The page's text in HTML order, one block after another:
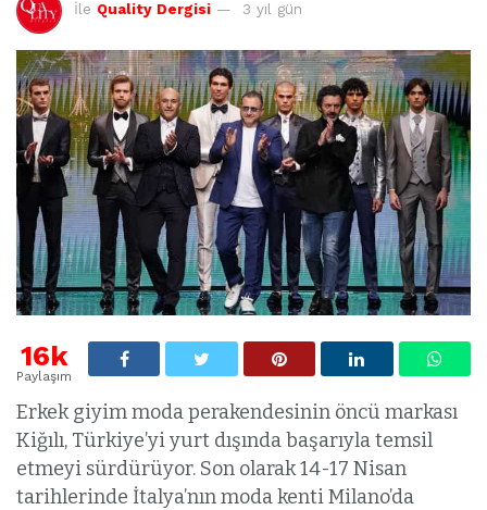
İle Quality Dergisi 3 yıl gün
16k
Paylaşım
Erkek giyim moda perakendesinin öncü markası
Kiğılı, Türkiye’yi yurt dışında başarıyla temsil
etmeyi sürdürüyor. Son olarak 14-17 Nisan
tarihlerinde İtalya’nın moda kenti Milano’da